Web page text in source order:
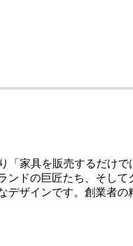
「家具を販売するだけ
ドの巨匠たち、そして
ザインです。創業者の